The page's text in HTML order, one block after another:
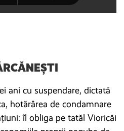
ani cu suspendare, dictată
hotărârea de condamnare
îl obliga pe tatăl Vioricăi